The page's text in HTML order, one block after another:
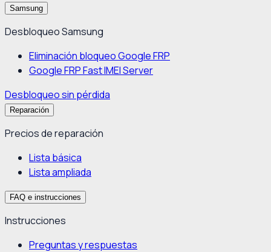
Samsung
Desbloqueo Samsung
Eliminación bloqueo Google FRP
Google FRP Fast IMEI Server
Desbloqueo sin pérdida
Reparación
Precios de reparación
Lista básica
Lista ampliada
FAQ e instrucciones
Instrucciones
Preguntas y respuestas